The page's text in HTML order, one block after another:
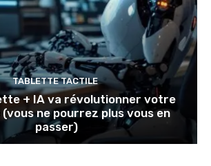
TABLETTE TACTILE
+ IA va révolutionner votre
ne pourrez plus vous en
passer)